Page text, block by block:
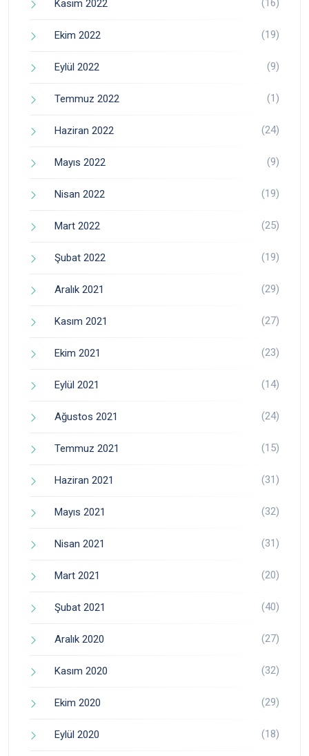
Kasım 2022 (16)
Ekim 2022 (19)
Eylül 2022 (9)
Temmuz 2022 (1)
Haziran 2022 (24)
Mayıs 2022 (9)
Nisan 2022 (19)
Mart 2022 (25)
Şubat 2022 (19)
Aralık 2021 (29)
Kasım 2021 (27)
Ekim 2021 (23)
Eylül 2021 (14)
Ağustos 2021 (24)
Temmuz 2021 (15)
Haziran 2021 (31)
Mayıs 2021 (32)
Nisan 2021 (31)
Mart 2021 (20)
Şubat 2021 (40)
Aralık 2020 (27)
Kasım 2020 (32)
Ekim 2020 (29)
Eylül 2020 (18)